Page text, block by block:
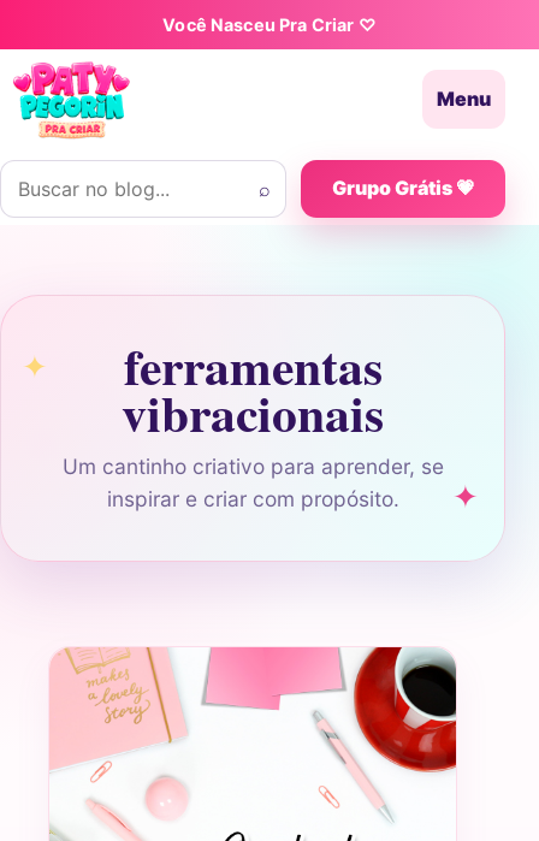
Pular para o conteúdoVocê Nasceu Pra Criar ♡
Menu
Buscar por:
⌕ Grupo Grátis 💗
ferramentas
vibracionais
Um cantinho criativo para aprender, se
inspirar e criar com propósito.